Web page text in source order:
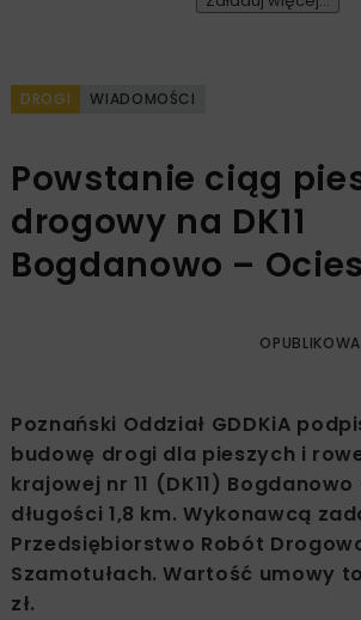
DROGI WIADOMOŚCI
Powstanie ciąg
drogowy na DK11
Bogdanowo –
Poznański Oddział GDDKiA
budowę drogi dla pieszych i
krajowej nr 11 (DK11)
długości 1,8 km. Wykonawcą
Przedsiębiorstwo Robót
Szamotułach. Wartość umowy
zł.